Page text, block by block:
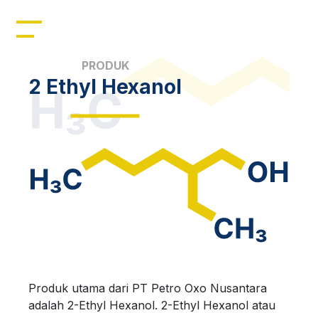
Home
Manajemen
Kepemimpinan
PRODUK
2 Ethyl Hexanol
Produk utama dari PT Petro Oxo Nusantara
adalah 2-Ethyl Hexanol. 2-Ethyl Hexanol atau